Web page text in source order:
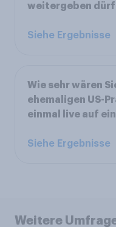
weitergeben
Siehe Ergebnisse
Wie sehr wären
ehemaligen US-
einmal live auf
Siehe Ergebnisse
Weitere